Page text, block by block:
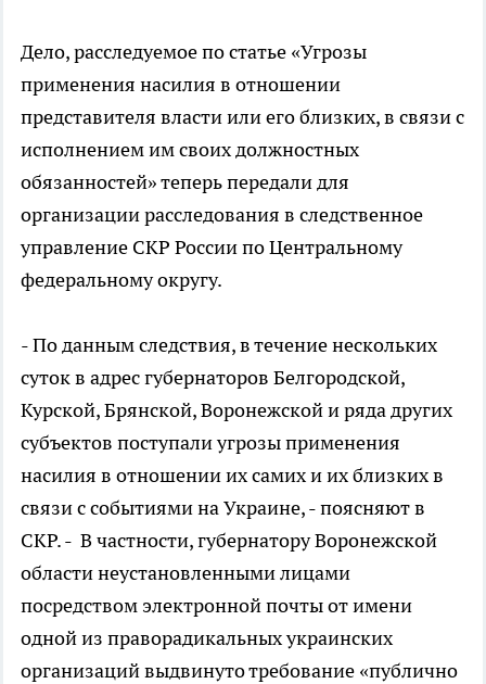
Дело, расследуемое по статье «Угрозы
применения насилия в отношении
представителя власти или его близких, в связи с
исполнением им своих должностных
обязанностей» теперь передали для
организации расследования в следственное
управление СКР России по Центральному
федеральному округу.
- По данным следствия, в течение нескольких
суток в адрес губернаторов Белгородской,
Курской, Брянской, Воронежской и ряда других
субъектов поступали угрозы применения
насилия в отношении их самих и их близких в
связи с событиями на Украине, - поясняют в
СКР. - В частности, губернатору Воронежской
области неустановленными лицами
посредством электронной почты от имени
одной из праворадикальных украинских
организаций выдвинуто требование «публично